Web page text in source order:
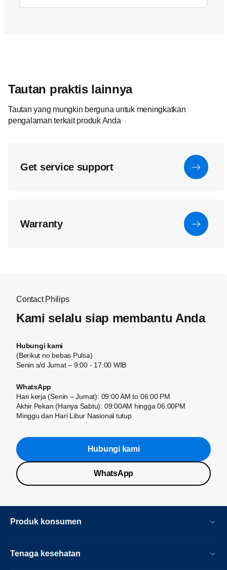
Tautan praktis lainnya
Tautan yang mungkin berguna untuk meningkatkan
pengalaman terkait produk Anda
Get service support
Warranty
Contact Philips
Kami selalu siap membantu Anda
Hubungi kami
(Berikut no bebas Pulsa)
Senin s/d Jumat – 9:00 - 17:00 WIB
WhatsApp
Hari kerja (Senin – Jumat): 09:00 AM to 06:00 PM
Akhir Pekan (Hanya Sabtu): 09:00AM hingga 06:00PM
Minggu dan Hari Libur Nasional tutup
Hubungi kami
WhatsApp
Produk konsumen
Tenaga kesehatan